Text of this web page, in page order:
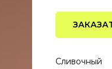
Сливочный